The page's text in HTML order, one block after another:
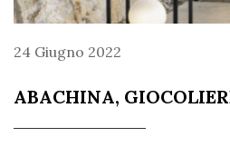
24 Giugno 2022
ABACHINA,